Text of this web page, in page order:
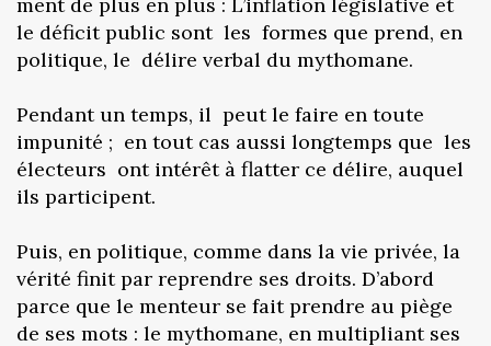
le déficit public sont les formes que prend, en
politique, le délire verbal du mythomane.
Pendant un temps, il peut le faire en toute
impunité ; en tout cas aussi longtemps que les
électeurs ont intérêt à flatter ce délire, auquel
ils participent.
Puis, en politique, comme dans la vie privée, la
vérité finit par reprendre ses droits. D’abord
parce que le menteur se fait prendre au piège
de ses mots : le mythomane, en multipliant ses